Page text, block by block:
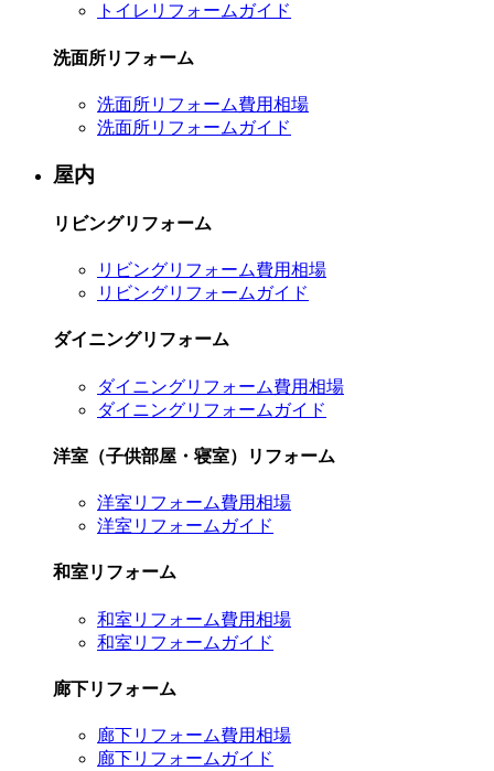
トイレリフォームガイド
洗面所リフォーム
洗面所リフォーム費用相場
洗面所リフォームガイド
屋内
リビングリフォーム
リビングリフォーム費用相場
リビングリフォームガイド
ダイニングリフォーム
ダイニングリフォーム費用相場
ダイニングリフォームガイド
洋室（子供部屋・寝室）リフォーム
洋室リフォーム費用相場
洋室リフォームガイド
和室リフォーム
和室リフォーム費用相場
和室リフォームガイド
廊下リフォーム
廊下リフォーム費用相場
廊下リフォームガイド